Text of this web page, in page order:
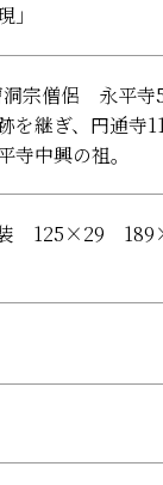
」
宗僧侶 永平寺
を継ぎ、円通寺
寺中興の祖。
装 125×29